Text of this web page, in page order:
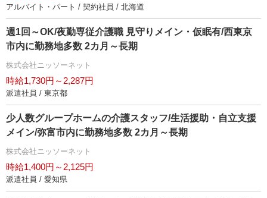
アルバイト・パート / 契約社員 / 北海道
週1回～OK/夜勤専従介護職 見守りメイン・仮眠有/西東京
市内に勤務地多数 2カ月～長期
株式会社ニッソーネット
時給1,730円～2,287円
派遣社員 / 東京都
少人数グループホームの介護スタッフ/生活援助・自立支援
メイン/弥富市内に勤務地多数 2カ月～長期
株式会社ニッソーネット
時給1,400円～2,125円
派遣社員 / 愛知県